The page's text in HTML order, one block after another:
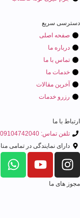
سریع
صفحه اصلی
درباره ما
تماس با ما
خدمات ما
آخرین مقالات
رزرو خدمات
با ما
تلفن تماس: 09104742040
دارای نمایندگی در تمامی
های ما